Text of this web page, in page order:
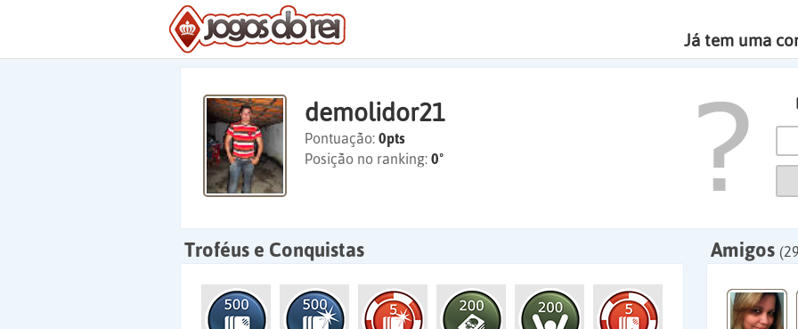
Já tem uma
demolidor21
Pontuação: 0pts
Posição no ranking: 0º
Troféus e Conquistas Amigos